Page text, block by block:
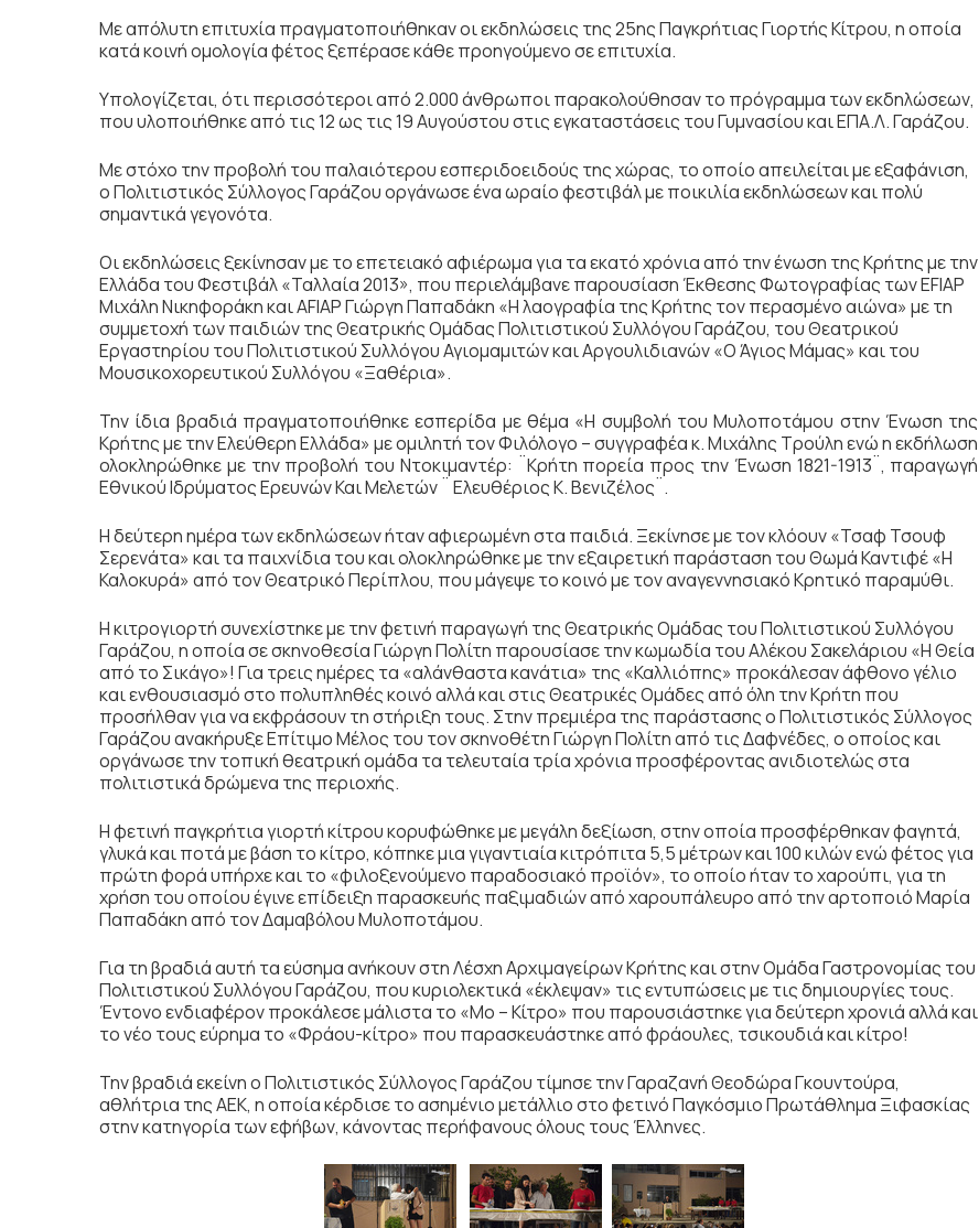
Με απόλυτη επιτυχία πραγματοποιήθηκαν οι εκδηλώσεις της 25ης Παγκρήτιας Γιορτής Κίτρου, η οποία
κατά κοινή ομολογία φέτος ξεπέρασε κάθε προηγούμενο σε επιτυχία.
Υπολογίζεται, ότι περισσότεροι από 2.000 άνθρωποι παρακολούθησαν το πρόγραμμα των εκδηλώσεων,
που υλοποιήθηκε από τις 12 ως τις 19 Αυγούστου στις εγκαταστάσεις του Γυμνασίου και ΕΠΑ.Λ. Γαράζου.
Με στόχο την προβολή του παλαιότερου εσπεριδοειδούς της χώρας, το οποίο απειλείται με εξαφάνιση,
ο Πολιτιστικός Σύλλογος Γαράζου οργάνωσε ένα ωραίο φεστιβάλ με ποικιλία εκδηλώσεων και πολύ
σημαντικά γεγονότα.
Οι εκδηλώσεις ξεκίνησαν με το επετειακό αφιέρωμα για τα εκατό χρόνια από την ένωση της Κρήτης με την
Ελλάδα του Φεστιβάλ «Ταλλαία 2013», που περιελάμβανε παρουσίαση Έκθεσης Φωτογραφίας των ΕFIAP
Μιχάλη Νικηφοράκη και AFIAP Γιώργη Παπαδάκη «Η λαογραφία της Κρήτης τον περασμένο αιώνα» με τη
συμμετοχή των παιδιών της Θεατρικής Ομάδας Πολιτιστικού Συλλόγου Γαράζου, του Θεατρικού
Εργαστηρίου του Πολιτιστικού Συλλόγου Αγιομαμιτών και Αργουλιδιανών «Ο Άγιος Μάμας» και του
Μουσικοχορευτικού Συλλόγου «Ξαθέρια».
Την ίδια βραδιά πραγματοποιήθηκε εσπερίδα με θέμα «Η συμβολή του Μυλοποτάμου στην Ένωση της
Κρήτης με την Ελεύθερη Ελλάδα» με ομιλητή τον Φιλόλογο – συγγραφέα κ. Μιχάλης Τρούλη ενώ η εκδήλωση
ολοκληρώθηκε με την προβολή του Ντοκιμαντέρ: ¨Κρήτη πορεία προς την Ένωση 1821-1913¨, παραγωγή
Εθνικού Ιδρύματος Ερευνών Και Μελετών ¨ Ελευθέριος Κ. Βενιζέλος¨.
Η δεύτερη ημέρα των εκδηλώσεων ήταν αφιερωμένη στα παιδιά. Ξεκίνησε με τον κλόουν «Τσαφ Τσουφ
Σερενάτα» και τα παιχνίδια του και ολοκληρώθηκε με την εξαιρετική παράσταση του Θωμά Καντιφέ «Η
Καλοκυρά» από τον Θεατρικό Περίπλου, που μάγεψε το κοινό με τον αναγεννησιακό Κρητικό παραμύθι.
Η κιτρογιορτή συνεχίστηκε με την φετινή παραγωγή της Θεατρικής Ομάδας του Πολιτιστικού Συλλόγου
Γαράζου, η οποία σε σκηνοθεσία Γιώργη Πολίτη παρουσίασε την κωμωδία του Αλέκου Σακελάριου «Η Θεία
από το Σικάγο»! Για τρεις ημέρες τα «αλάνθαστα κανάτια» της «Καλλιόπης» προκάλεσαν άφθονο γέλιο
και ενθουσιασμό στο πολυπληθές κοινό αλλά και στις Θεατρικές Ομάδες από όλη την Κρήτη που
προσήλθαν για να εκφράσουν τη στήριξη τους. Στην πρεμιέρα της παράστασης ο Πολιτιστικός Σύλλογος
Γαράζου ανακήρυξε Επίτιμο Μέλος του τον σκηνοθέτη Γιώργη Πολίτη από τις Δαφνέδες, ο οποίος και
οργάνωσε την τοπική θεατρική ομάδα τα τελευταία τρία χρόνια προσφέροντας ανιδιοτελώς στα
πολιτιστικά δρώμενα της περιοχής.
Η φετινή παγκρήτια γιορτή κίτρου κορυφώθηκε με μεγάλη δεξίωση, στην οποία προσφέρθηκαν φαγητά,
γλυκά και ποτά με βάση το κίτρο, κόπηκε μια γιγαντιαία κιτρόπιτα 5,5 μέτρων και 100 κιλών ενώ φέτος για
πρώτη φορά υπήρχε και το «φιλοξενούμενο παραδοσιακό προϊόν», το οποίο ήταν το χαρούπι, για τη
χρήση του οποίου έγινε επίδειξη παρασκευής παξιμαδιών από χαρουπάλευρο από την αρτοποιό Μαρία
Παπαδάκη από τον Δαμαβόλου Μυλοποτάμου.
Για τη βραδιά αυτή τα εύσημα ανήκουν στη Λέσχη Αρχιμαγείρων Κρήτης και στην Ομάδα Γαστρονομίας του
Πολιτιστικού Συλλόγου Γαράζου, που κυριολεκτικά «έκλεψαν» τις εντυπώσεις με τις δημιουργίες τους.
Έντονο ενδιαφέρον προκάλεσε μάλιστα το «Μο – Κίτρο» που παρουσιάστηκε για δεύτερη χρονιά αλλά και
το νέο τους εύρημα το «Φράου-κίτρο» που παρασκευάστηκε από φράουλες, τσικουδιά και κίτρο!
Την βραδιά εκείνη ο Πολιτιστικός Σύλλογος Γαράζου τίμησε την Γαραζανή Θεοδώρα Γκουντούρα,
αθλήτρια της ΑΕΚ, η οποία κέρδισε το ασημένιο μετάλλιο στο φετινό Παγκόσμιο Πρωτάθλημα Ξιφασκίας
στην κατηγορία των εφήβων, κάνοντας περήφανους όλους τους Έλληνες.